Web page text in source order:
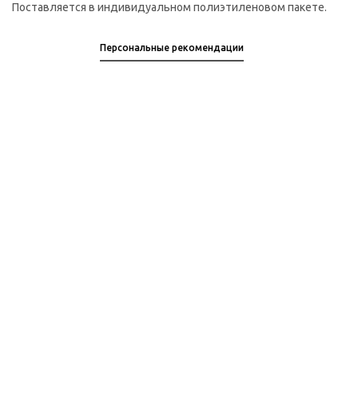
Поставляется в индивидуальном полиэтиленовом пакете.
Персональные рекомендации